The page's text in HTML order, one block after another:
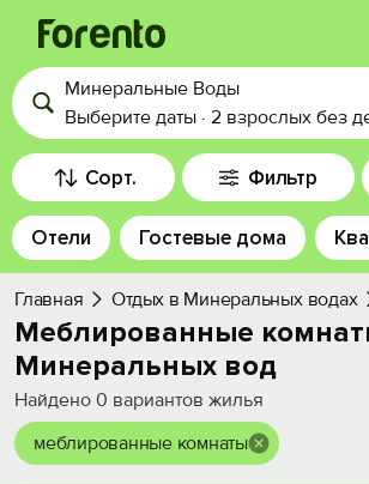
Войти
Избранное
История просмотра
Добавить свой объект
Минеральные Воды
Выберите даты · 2 взрослых без
Сорт. Фильтр
Отели Гостевые дома
Главная Отдых в Минеральных водах
Меблированные
Минеральных вод
Найдено 0 вариантов жилья
меблированные комнаты